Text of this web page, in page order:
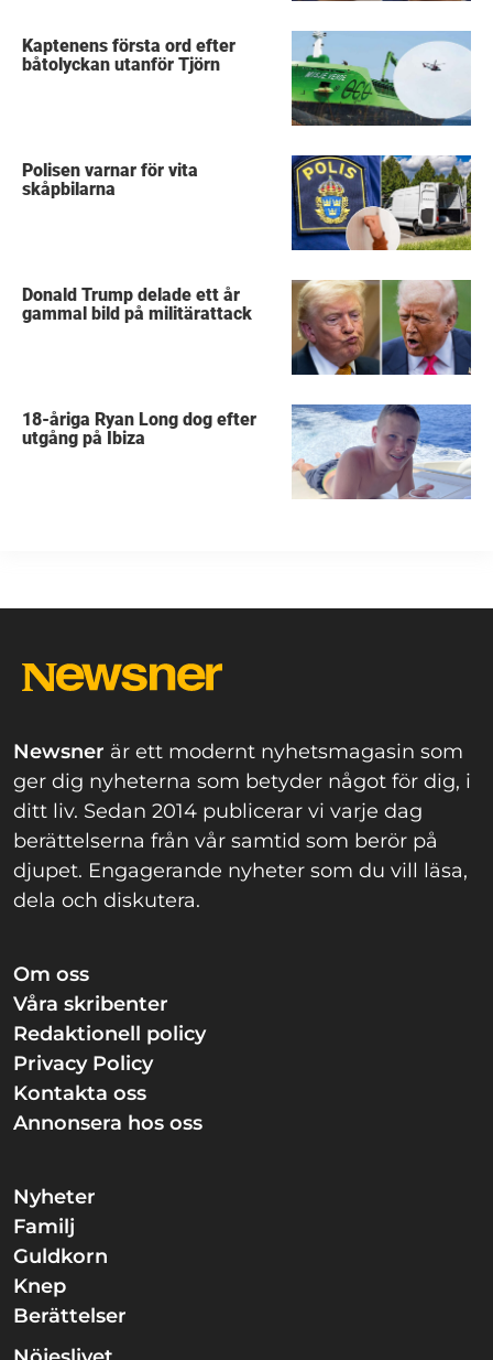
Kaptenens första ord efter
båtolyckan utanför Tjörn
Polisen varnar för vita
skåpbilarna
Donald Trump delade ett år
gammal bild på militärattack
18-åriga Ryan Long dog efter
utgång på Ibiza
Newsner är ett modernt nyhetsmagasin som
ger dig nyheterna som betyder något för dig, i
ditt liv. Sedan 2014 publicerar vi varje dag
berättelserna från vår samtid som berör på
djupet. Engagerande nyheter som du vill läsa,
dela och diskutera.
Om oss
Våra skribenter
Redaktionell policy
Privacy Policy
Kontakta oss
Annonsera hos oss
Nyheter
Familj
Guldkorn
Knep
Berättelser